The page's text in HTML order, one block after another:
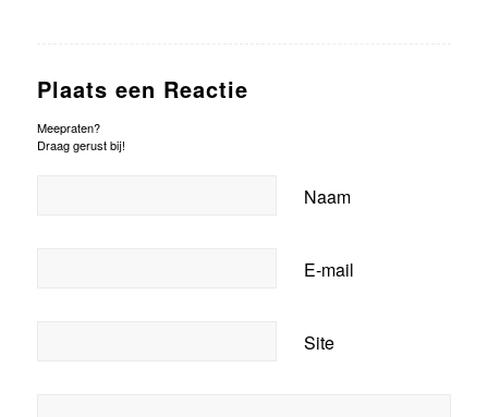
Plaats een Reactie
Meepraten?
Draag gerust bij!
Naam
E-mail
Site